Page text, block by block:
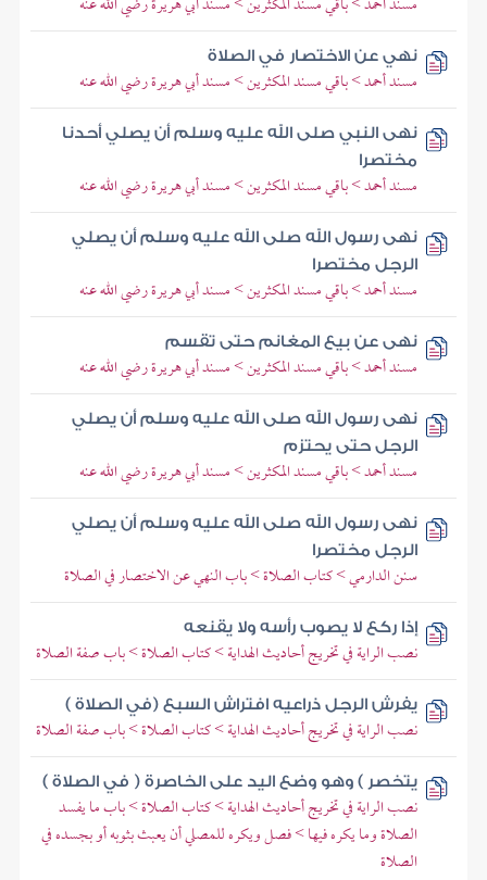
نهي عن الاختصار في الصلاة
مسند أحمد > باقي مسند المكثرين > مسند أبي هريرة رضي الله عنه
نهى النبي صلى الله عليه وسلم أن يصلي أحدنا
مختصرا
مسند أحمد > باقي مسند المكثرين > مسند أبي هريرة رضي الله عنه
نهى رسول الله صلى الله عليه وسلم أن يصلي
الرجل مختصرا
مسند أحمد > باقي مسند المكثرين > مسند أبي هريرة رضي الله عنه
نهى عن بيع المغانم حتى تقسم
مسند أحمد > باقي مسند المكثرين > مسند أبي هريرة رضي الله عنه
نهى رسول الله صلى الله عليه وسلم أن يصلي
الرجل حتى يحتزم
مسند أحمد > باقي مسند المكثرين > مسند أبي هريرة رضي الله عنه
نهى رسول الله صلى الله عليه وسلم أن يصلي
الرجل مختصرا
سنن الدارمي > كتاب الصلاة > باب النهي عن الاختصار في الصلاة
إذا ركع لا يصوب رأسه ولا يقنعه
نصب الراية في تخريج أحاديث الهداية > كتاب الصلاة > باب صفة الصلاة
يفرش الرجل ذراعيه افتراش السبع (في الصلاة )
نصب الراية في تخريج أحاديث الهداية > كتاب الصلاة > باب صفة الصلاة
يتخصر ) وهو وضع اليد على الخاصرة ( في الصلاة )
نصب الراية في تخريج أحاديث الهداية > كتاب الصلاة > باب ما يفسد
الصلاة وما يكره فيها > فصل ويكره للمصلي أن يعبث بثوبه أو بجسده في
الصلاة